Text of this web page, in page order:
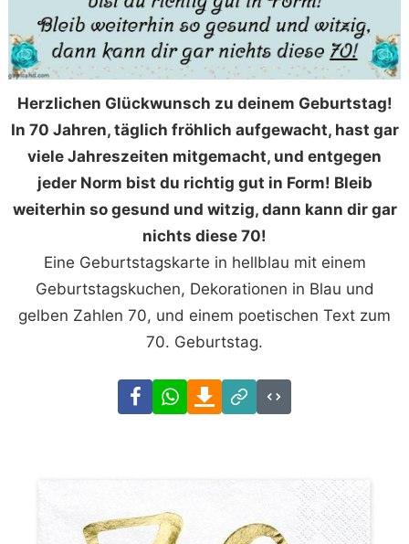
Herzlichen Glückwunsch zu deinem Geburtstag!
In 70 Jahren, täglich fröhlich aufgewacht, hast gar
viele Jahreszeiten mitgemacht, und entgegen
jeder Norm bist du richtig gut in Form! Bleib
weiterhin so gesund und witzig, dann kann dir gar
nichts diese 70!
Eine Geburtstagskarte in hellblau mit einem
Geburtstagskuchen, Dekorationen in Blau und
gelben Zahlen 70, und einem poetischen Text zum
70. Geburtstag.
FacebookWhatsAppDownload
Link
Code